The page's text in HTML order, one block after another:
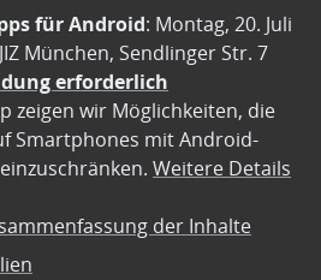
für Android: Montag, 20. Juli
München, Sendlinger Str. 7
erforderlich
zeigen wir Möglichkeiten, die
Smartphones mit Android-
Weitere Details
der Inhalte